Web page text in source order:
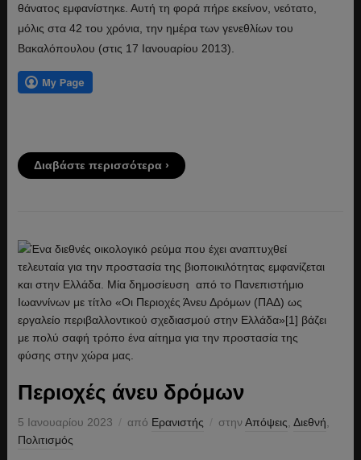
θάνατος εμφανίστηκε. Αυτή τη φορά πήρε εκείνον, νεότατο,
μόλις στα 42 του χρόνια, την ημέρα των γενεθλίων του
Βακαλόπουλου (στις 17 Ιανουαρίου 2013).
Διαβάστε περισσότερα ›
Περιοχές άνευ δρόμων
5 Ιανουαρίου 2023 από Ερανιστής στηνΑπόψεις Διεθνή
Πολιτισμός